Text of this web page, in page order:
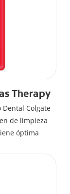
Therapy
Colgate
de limpieza
óptima